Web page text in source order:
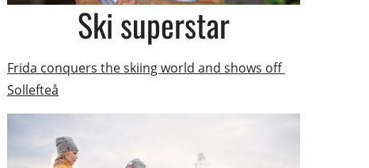
Ski superstar
Frida conquers the skiing world and shows off
Sollefteå